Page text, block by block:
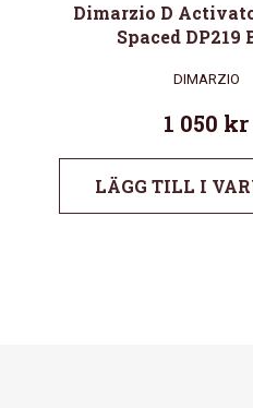
Dimarzio D
Spaced DP219
DIMARZIO
1 050 kr
LÄGG TILL I